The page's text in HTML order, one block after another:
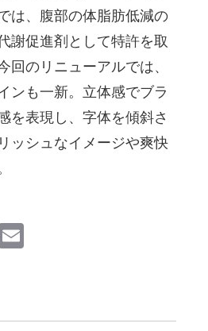
は、腹部の体脂肪低減の
謝促進剤として特許を取
のリニューアルでは、
ンも一新。立体感でブラ
を表現し、字体を傾斜さ
ッシュなイメージや爽快